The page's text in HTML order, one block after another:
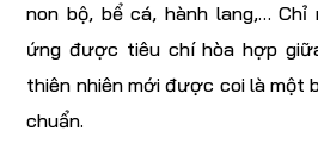
non bộ, bể cá, hành lang,… Chỉ
ứng được tiêu chí hòa hợp
thiên nhiên mới được coi là một
chuẩn.